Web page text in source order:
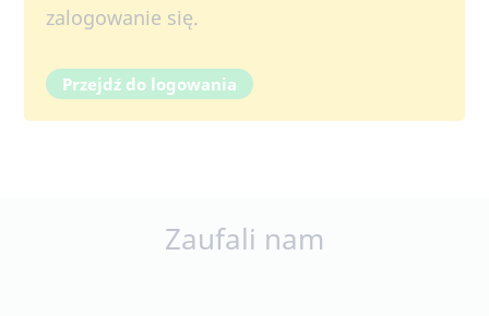
zalogowanie się.
Przejdź do logowania
Zaufali nam